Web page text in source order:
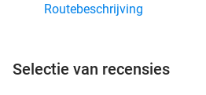
Routebeschrijving
Selectie van recensies